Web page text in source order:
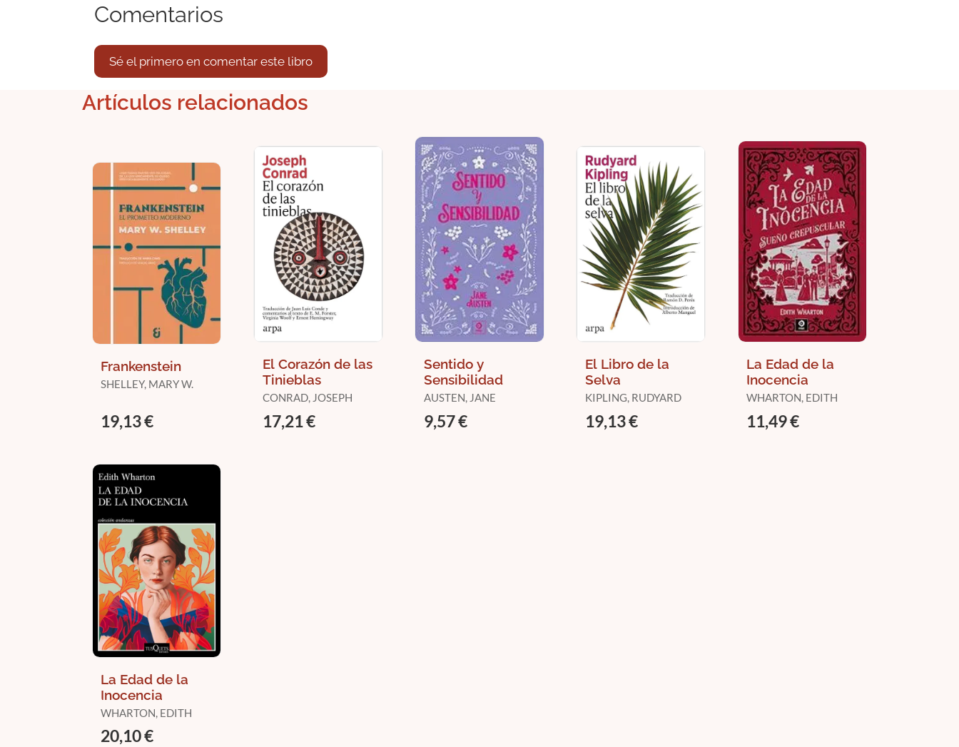
Comentarios
Sé el primero en comentar este libro
Artículos relacionados
Frankenstein
SHELLEY, MARY W.
19,13 €
El Corazón de las
Tinieblas
CONRAD, JOSEPH
17,21 €
Sentido y
Sensibilidad
AUSTEN, JANE
9,57 €
El Libro de la
Selva
KIPLING, RUDYARD
19,13 €
La Edad de la
Inocencia
WHARTON, EDITH
11,49 €
La Edad de la
Inocencia
WHARTON, EDITH
20,10 €